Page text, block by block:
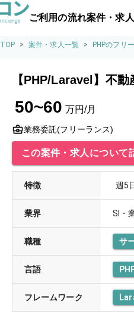
ご利用の流れ案件・求
TOP > 案件・求人一覧 > PHPのフリ
【PHP/Laravel】不
50~60 万円/月
業務委託(フリーランス)
この案件・求人について
特徴 週5
業界 SI・
職種 サ
言語
フレームワーク